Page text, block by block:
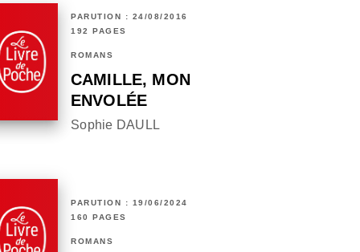
PARUTION : 24/08/2016
192 PAGES
ROMANS
CAMILLE, MON
ENVOLÉE
Sophie DAULL
PARUTION : 19/06/2024
160 PAGES
ROMANS